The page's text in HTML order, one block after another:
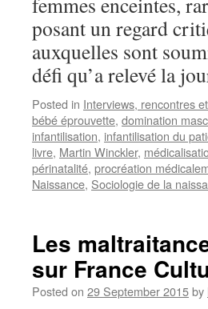
posant un regard
auxquelles sont
défi qu’a relevé la
Posted in Interviews, rencontres
bébé éprouvette, domination
infantilisation, infantilisation du
livre, Martin Winckler,
périnatalité, procréation
Naissance, Sociologie de la
Les
sur France
Posted on 29 September 2015by